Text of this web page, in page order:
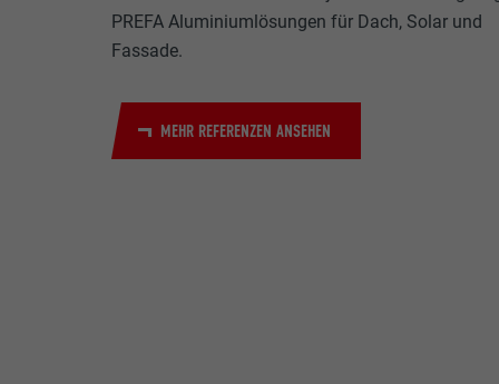
PREFA Aluminiumlösungen für Dach, Solar und
Fassade.
MEHR REFERENZEN ANSEHEN
Anbieter